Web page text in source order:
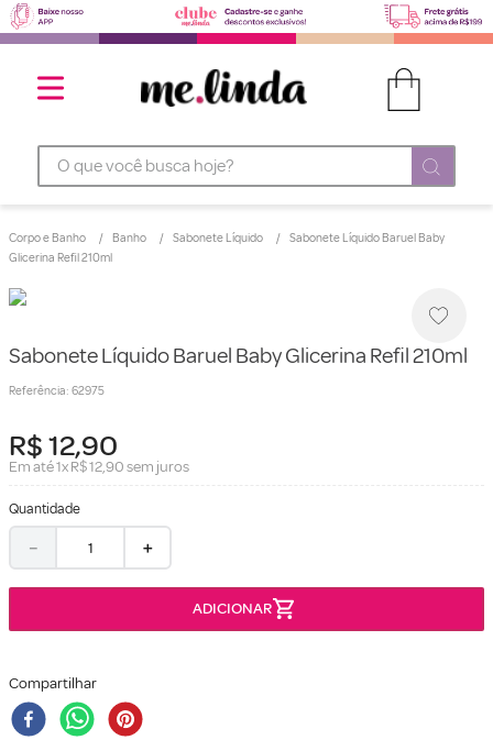
O que você busca hoje?
Corpo e Banho Banho Sabonete Líquido
Sabonete Líquido Baruel Baby
Glicerina Refil 210ml
Sabonete Líquido Baruel Baby Glicerina Refil 210ml
Referência: 62975
R$12,90
Em até1xR$12,90sem juros
Quantidade
＋
－
Compartilhar